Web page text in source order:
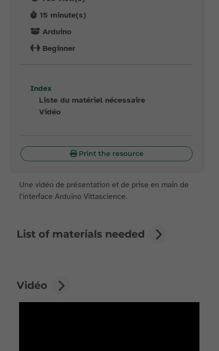
15 minute(s)
Arduino
Beginner
Index
Liste du matériel nécessaire
Vidéo
Print the resource
Une vidéo de présentation et de prise en main de
l'interface Arduino Vittascience.
List of materials needed
Vidéo